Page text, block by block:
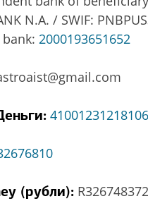
N.A. / SWIF:
2000193651652
41001231218106
(рубли):